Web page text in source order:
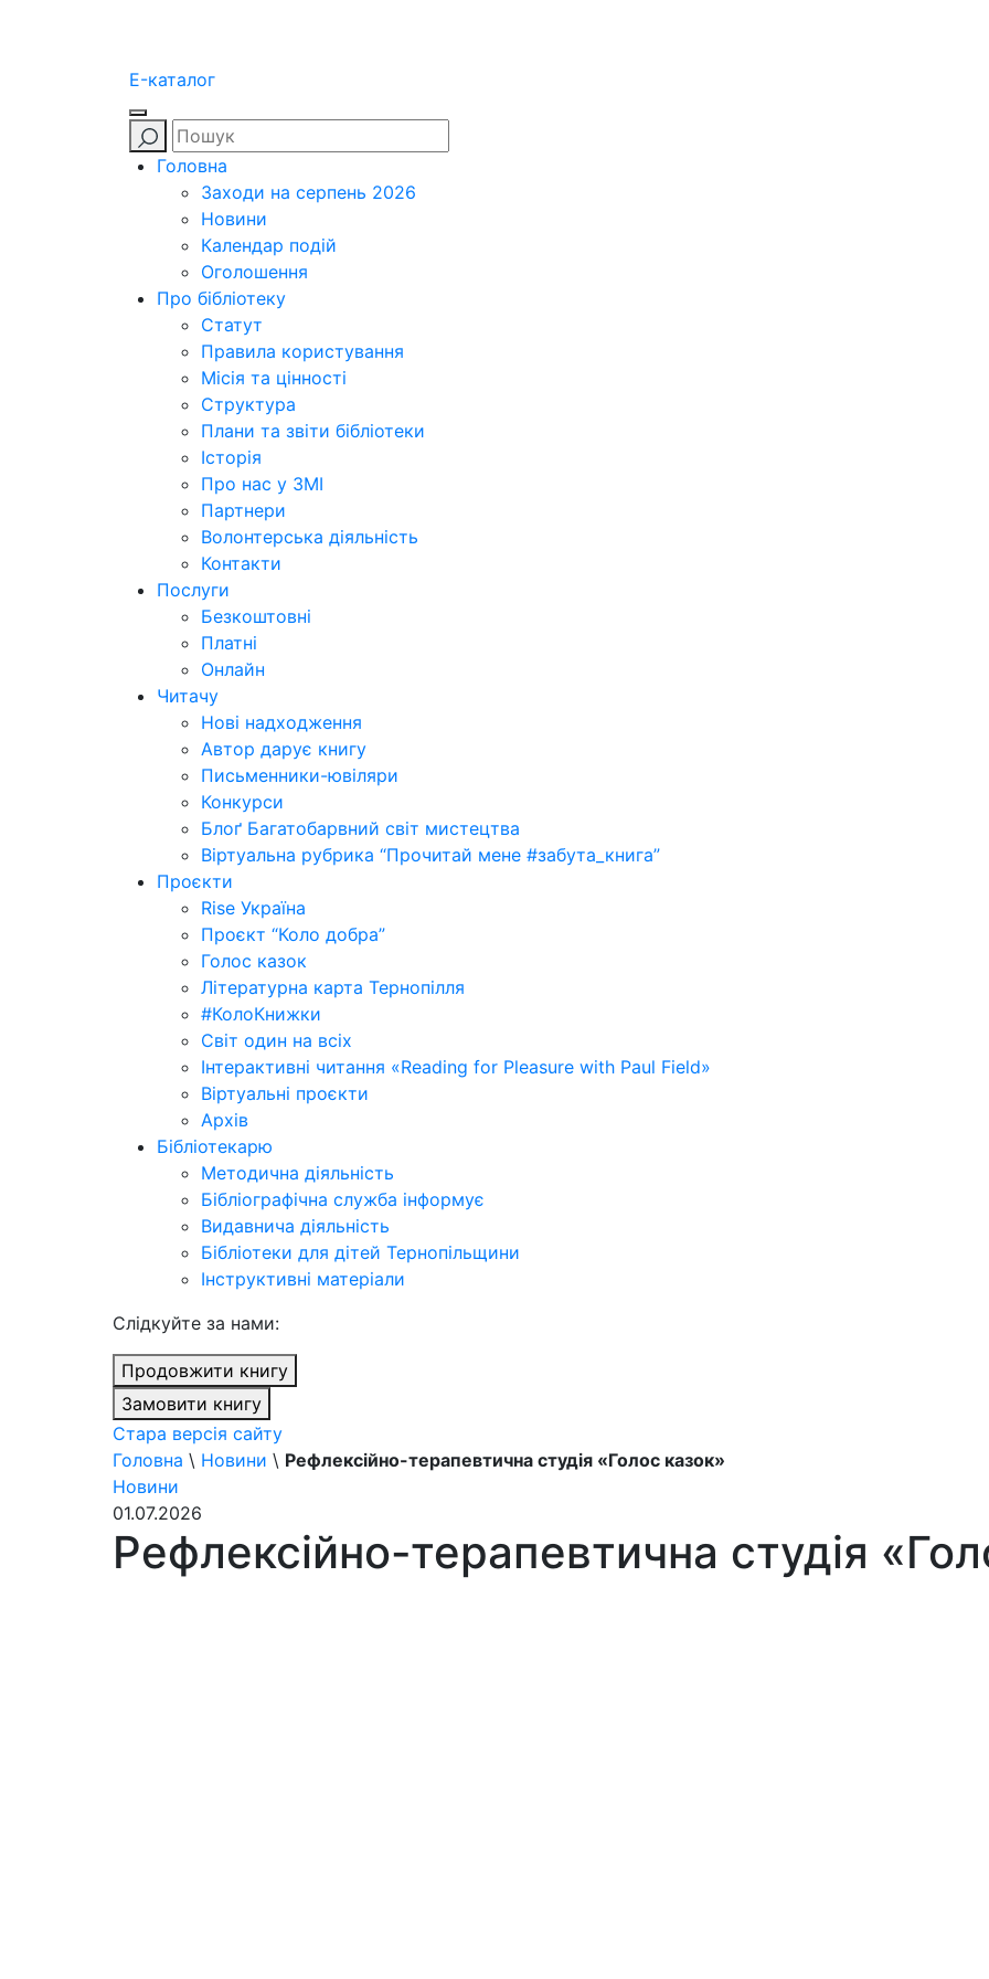
E-каталог
Головна
Заходи на серпень 2026
Новини
Календар подій
Оголошення
Про бібліотеку
Статут
Правила користування
Місія та цінності
Структура
Плани та звіти бібліотеки
Історія
Про нас у ЗМІ
Партнери
Волонтерська діяльність
Контакти
Послуги
Безкоштовні
Платні
Онлайн
Читачу
Нові надходження
Автор дарує книгу
Письменники-ювіляри
Конкурси
Блоґ Багатобарвний світ мистецтва
Віртуальна рубрика “Прочитай мене #забута_книга”
Проєкти
Rise Україна
Проєкт “Коло добра”
Голос казок
Літературна карта Тернопілля
#КолоКнижки
Світ один на всіх
Інтерактивні читання «Reading for Pleasure with Paul Field»
Віртуальні проєкти
Архів
Бібліотекарю
Методична діяльність
Бібліографічна служба інформує
Видавнича діяльність
Бібліотеки для дітей Тернопільщини
Інструктивні матеріали
Cлідкуйте за нами:
Продовжити книгу
Замовити книгу
Стара версія сайту
Головна \ Новини \ Рефлексійно-терапевтична студія «Голос казок»
Новини
01.07.2026
Рефлексійно-терапевтична студія